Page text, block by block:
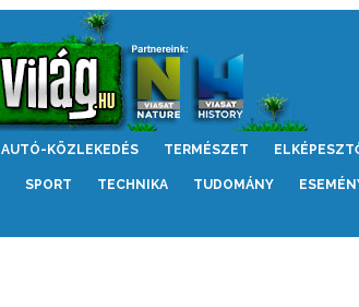
AUTÓ-KÖZLEKEDÉS TERMÉSZET
SPORT TECHNIKA TUDOMÁNY